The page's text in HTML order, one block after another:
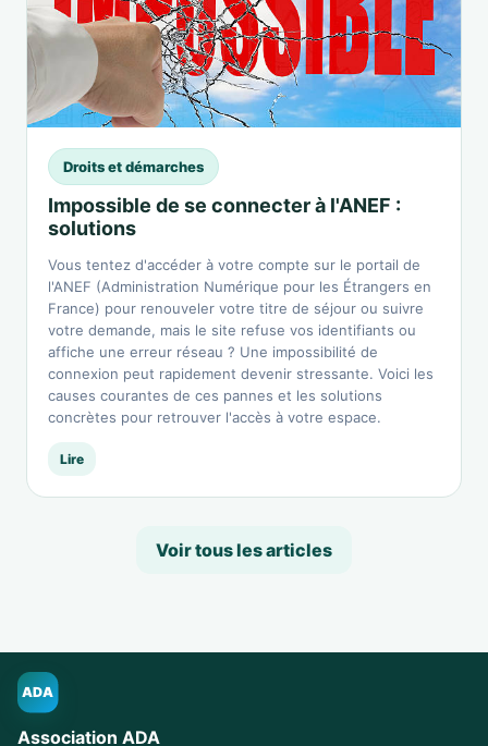
Droits et démarches
Impossible de se connecter à l'ANEF :
solutions
Vous tentez d'accéder à votre compte sur le portail de
l'ANEF (Administration Numérique pour les Étrangers en
France) pour renouveler votre titre de séjour ou suivre
votre demande, mais le site refuse vos identifiants ou
affiche une erreur réseau ? Une impossibilité de
connexion peut rapidement devenir stressante. Voici les
causes courantes de ces pannes et les solutions
concrètes pour retrouver l'accès à votre espace.
Lire
Voir tous les articles
ADA
Association ADA